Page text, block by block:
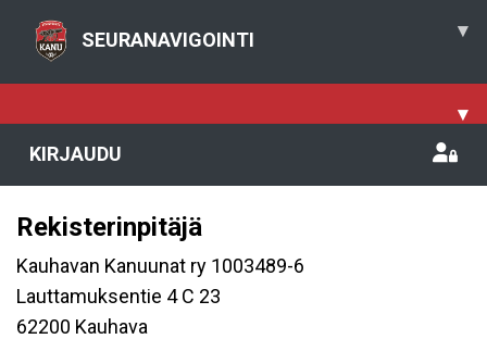
SEURANAVIGOINTI ▾
▾
KIRJAUDU
Rekisterinpitäjä
Kauhavan Kanuunat ry 1003489-6
Lauttamuksentie 4 C 23
62200 Kauhava